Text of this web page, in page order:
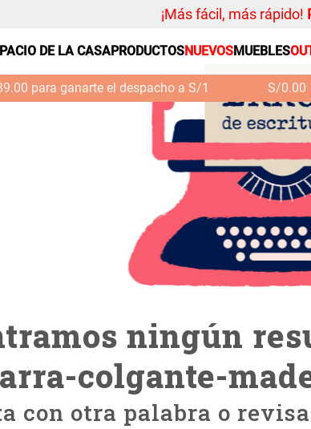
¡Más fácil, más rápido!
DE LA CASAPRODUCTOSNUEVOSMUEBLES
para ganarte el despacho a S/1 S/0.00
ningún
colgante-
con otra palabra o
Organizador
Cojin
Alfombra
Niños
Almohada
Mantel
Sabanas
Platos
Cortinas